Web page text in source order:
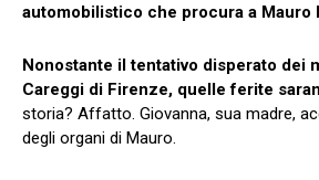
automobilistico che procura a Mauro
Nonostante il tentativo disperato dei
Careggi di Firenze, quelle ferite
storia? Affatto. Giovanna, sua madre,
degli organi di Mauro.